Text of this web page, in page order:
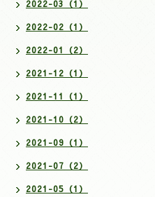
2022-03（1）
2022-02（1）
2022-01（2）
2021-12（1）
2021-11（1）
2021-10（2）
2021-09（1）
2021-07（2）
2021-05（1）